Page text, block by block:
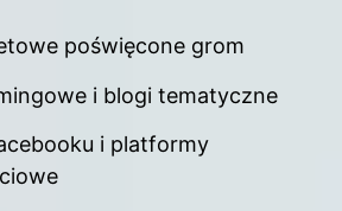
poświęcone grom
i blogi tematyczne
i platformy